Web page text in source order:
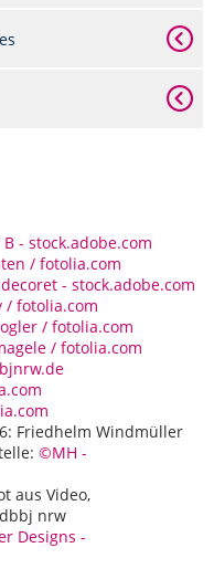
- stock.adobe.com
/ fotolia.com
- stock.adobe.com
/ fotolia.com
/ fotolia.com
/ fotolia.com
Friedhelm Windmüller
©MH -
aus Video,
nrw
Designs -